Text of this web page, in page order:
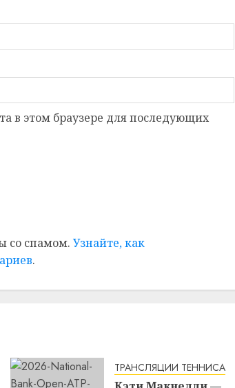
в этом браузере для последующих
со спамом. Узнайте, как
.
ТРАНСЛЯЦИИ ТЕННИСА